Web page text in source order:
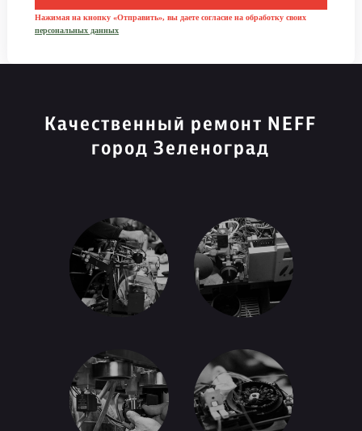
Нажимая на кнопку «Отправить», вы даете согласие на обработку своих
персональных данных
Качественный ремонт NEFF
город Зеленоград